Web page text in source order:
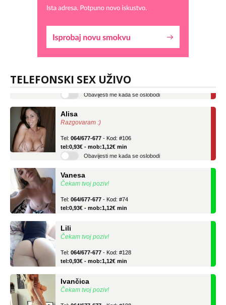
TELEFONSKI SEX UŽIVO
Biljana
tel:0,93€ - mob:1,12€ min
Razgovaram :)
tel:0,93€ - mob:1,12€ min
Obavijesti me kada se oslobodi
Čekam tvoj poziv!
tel:0,93€ - mob:1,12€ min
Čekam tvoj poziv!
tel:0,93€ - mob:1,12€ min
Čekam tvoj poziv!